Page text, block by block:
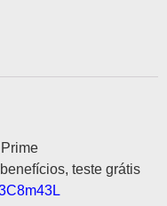
teste grátis